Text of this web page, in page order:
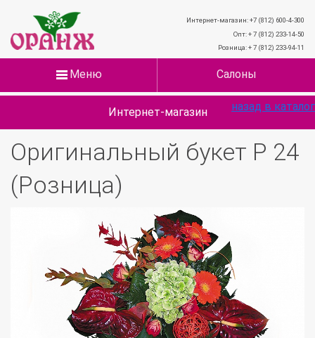
Интернет-магазин: +7 (812) 600-4-300
Опт: + 7 (812) 233-14-50
Розница: + 7 (812) 233-94-11
Меню Салоны
Интернет-магазин
Оригинальный букет Р 24
(Розница)
назад в каталог